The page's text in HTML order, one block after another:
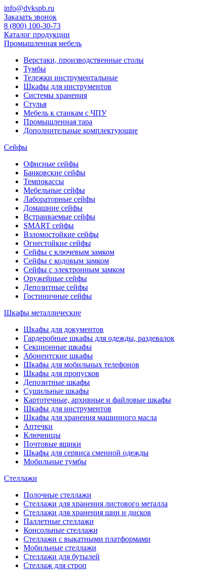
info@dvkspb.ru
Заказать звонок
8 (800) 100-30-73
Каталог продукции
Промышленная мебель
Верстаки, производственные столы
Тумбы
Тележки инструментальные
Шкафы для инструментов
Системы хранения
Стулья
Мебель к станкам с ЧПУ
Промышленная тара
Дополнительные комплектующие
Сейфы
Офисные сейфы
Банковские сейфы
Темпокассы
Мебельные сейфы
Лабораторные сейфы
Домашние сейфы
Встраиваемые сейфы
SMART сейфы
Взломостойкие сейфы
Огнестойкие сейфы
Сейфы с ключевым замком
Сейфы с кодовым замком
Сейфы с электронным замком
Оружейные сейфы
Депозитные сейфы
Гостиничные сейфы
Шкафы металлические
Шкафы для документов
Гардеробные шкафы для одежды, раздевалок
Секционные шкафы
Абонентские шкафы
Шкафы для мобильных телефонов
Шкафы для пропусков
Депозитные шкафы
Сушильные шкафы
Картотечные, архивные и файловые шкафы
Шкафы для инструментов
Шкафы для хранения машинного масла
Аптечки
Ключницы
Почтовые ящики
Шкафы для сервиса сменной одежды
Мобильные тумбы
Стеллажи
Полочные стеллажи
Стеллажи для хранения листового металла
Стеллажи для хранения шин и дисков
Паллетные стеллажи
Консольные стеллажи
Стеллажи с выкатными платформами
Мобильные стеллажи
Стеллажи для бутылей
Стеллаж для строп